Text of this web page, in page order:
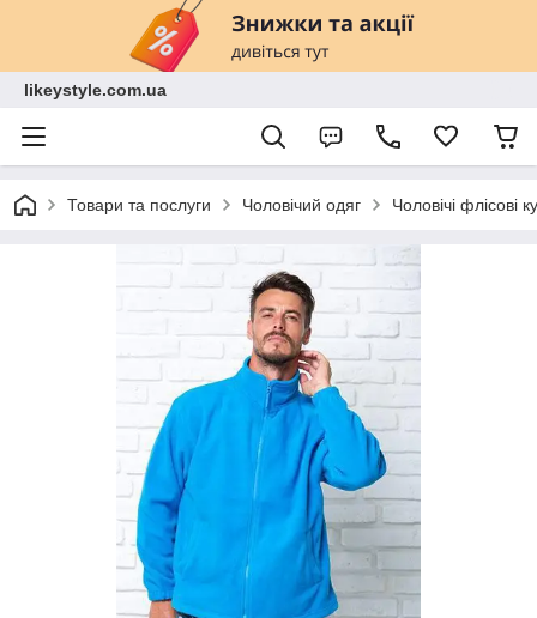
likeystyle.com.ua
Товари та послуги Чоловічий одяг Чоловічі флісові